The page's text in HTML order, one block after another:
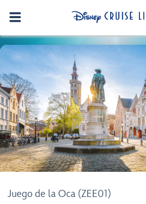
Juego de la Oca (ZEE01)